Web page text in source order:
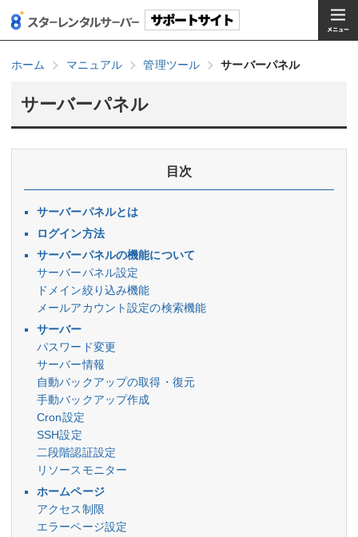
ホーム マニュアル 管理ツール サーバーパネル
サーバーパネル
目次
サーバーパネルとは
ログイン方法
サーバーパネルの機能について
サーバーパネル設定
ドメイン絞り込み機能
メールアカウント設定の検索機能
サーバー
パスワード変更
サーバー情報
自動バックアップの取得・復元
手動バックアップ作成
Cron設定
SSH設定
二段階認証設定
リソースモニター
ホームページ
アクセス制限
エラーページ設定